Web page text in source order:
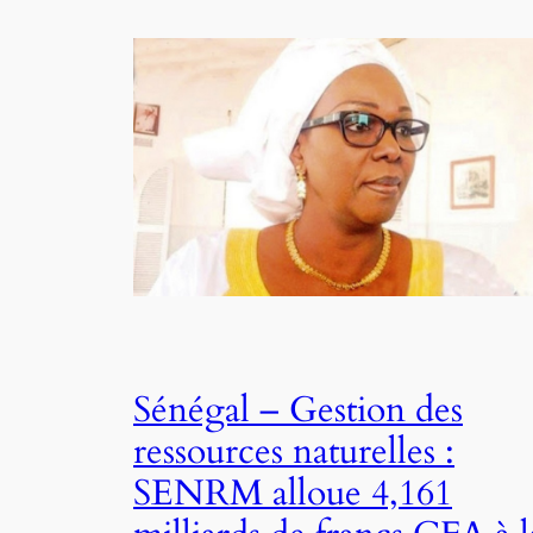
Sénégal – Gestion des
ressources naturelles :
SENRM alloue 4,161